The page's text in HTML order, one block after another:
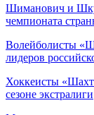
Шиманович и
чемпионата
Волейболисты
лидеров
Хоккеисты
сезоне экстралиги